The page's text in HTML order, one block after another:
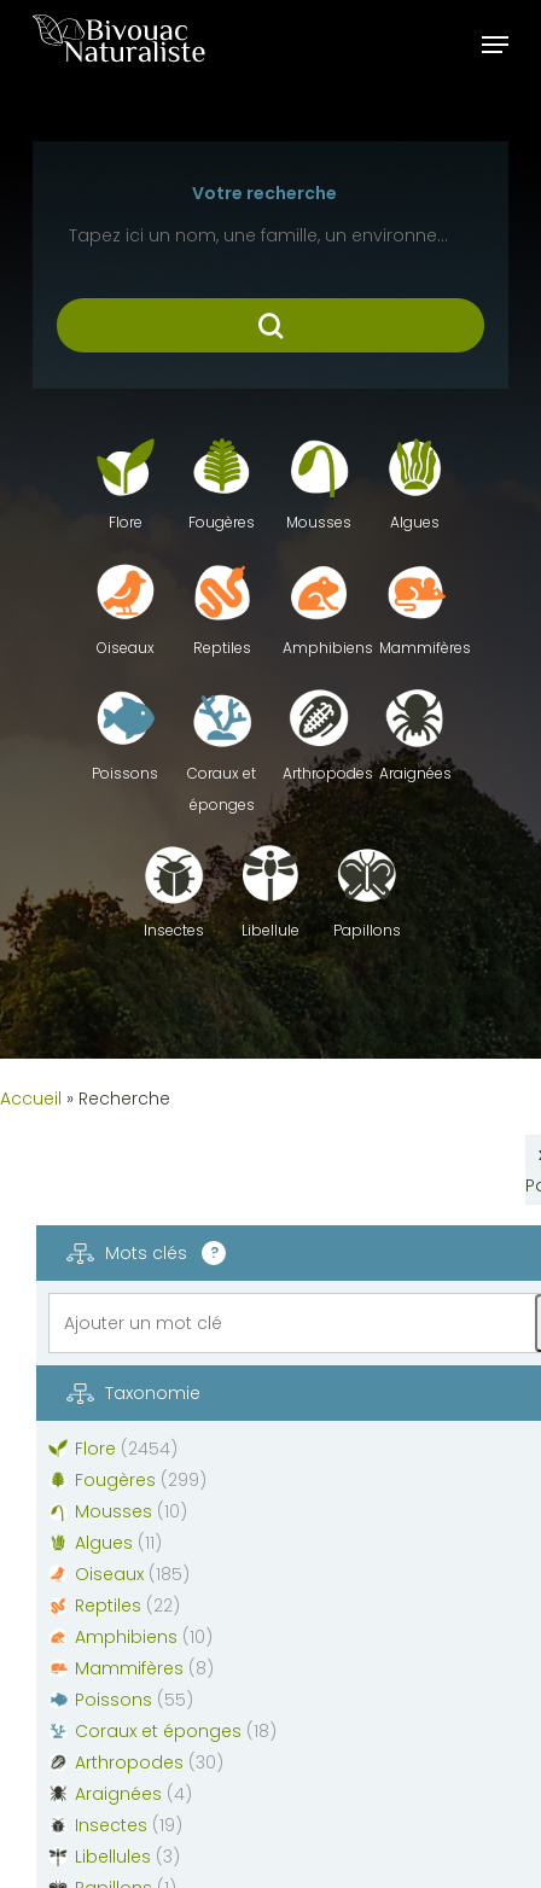
Menu
Votre recherche
Flore Fougères Mousses Algues
Oiseaux Reptiles Amphibiens Mammifères
Poissons
Coraux et
éponges
Arthropodes Araignées
Insectes Libellule Papillons
Accueil » Recherche
Mots clés ?
Taxonomie
Flore (2454)
Fougères (299)
Mousses (10)
Algues (11)
Oiseaux (185)
Reptiles (22)
Amphibiens (10)
Mammifères (8)
Poissons (55)
Coraux et éponges (18)
Arthropodes (30)
Araignées (4)
Insectes (19)
Libellules (3)